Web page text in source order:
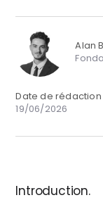
Alan
Date de rédaction
19/06/2026
Introduction.